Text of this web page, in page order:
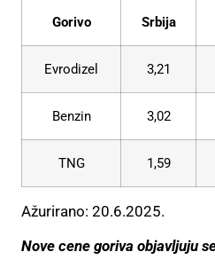
Gorivo Srbija
Evrodizel 3,21
Benzin 3,02
TNG 1,59
Ažurirano: 20.6.2025.
Nove cene goriva objavljuju